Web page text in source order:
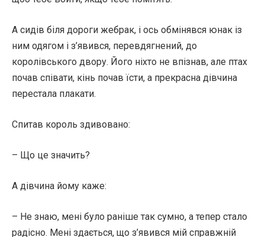
А сидів біля дороги жебрак, і ось обмінявся юнак із
ним одягом і з’явився, перевдягнений, до
королівського двору. Його ніхто не впізнав, але птах
почав співати, кінь почав їсти, а прекрасна дівчина
перестала плакати.
Спитав король здивовано:
– Що це значить?
А дівчина йому каже:
– Не знаю, мені було раніше так сумно, а тепер стало
радісно. Мені здається, що з’явився мій справжній